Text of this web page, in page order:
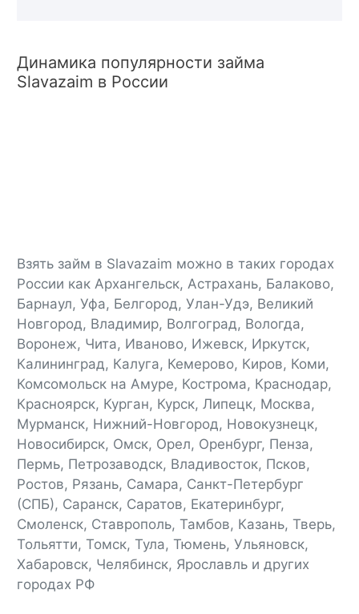
Динамика популярности займа
Slavazaim в России
Взять займ в Slavazaim можно в таких городах
России как Архангельск, Астрахань, Балаково,
Барнаул, Уфа, Белгород, Улан-Удэ, Великий
Новгород, Владимир, Волгоград, Вологда,
Воронеж, Чита, Иваново, Ижевск, Иркутск,
Калининград, Калуга, Кемерово, Киров, Коми,
Комсомольск на Амуре, Кострома, Краснодар,
Красноярск, Курган, Курск, Липецк, Москва,
Мурманск, Нижний-Новгород, Новокузнецк,
Новосибирск, Омск, Орел, Оренбург, Пенза,
Пермь, Петрозаводск, Владивосток, Псков,
Ростов, Рязань, Самара, Санкт-Петербург
(СПБ), Саранск, Саратов, Екатеринбург,
Смоленск, Ставрополь, Тамбов, Казань, Тверь,
Тольятти, Томск, Тула, Тюмень, Ульяновск,
Хабаровск, Челябинск, Ярославль и других
городах РФ